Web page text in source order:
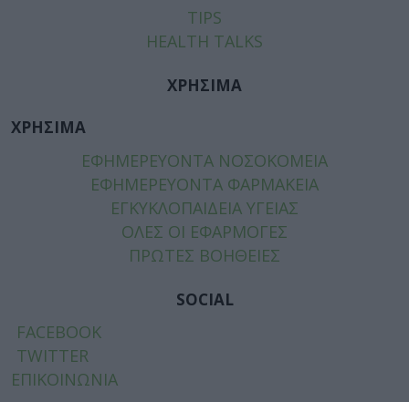
TIPS
HEALTH TALKS
ΧΡΗΣΙΜΑ
ΧΡΗΣΙΜΑ
ΕΦΗΜΕΡΕΥΟΝΤΑ ΝΟΣΟΚΟΜΕΙΑ
ΕΦΗΜΕΡΕΥΟΝΤΑ ΦΑΡΜΑΚΕΙΑ
ΕΓΚΥΚΛΟΠΑΙΔΕΙΑ ΥΓΕΙΑΣ
ΟΛΕΣ ΟΙ ΕΦΑΡΜΟΓΕΣ
ΠΡΩΤΕΣ ΒΟΗΘΕΙΕΣ
SOCIAL
FACEBOOK
TWITTER
ΕΠΙΚΟΙΝΩΝΙΑ